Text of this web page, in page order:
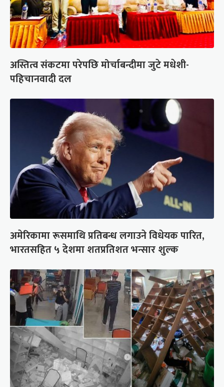
अस्तित्व संकटमा परेपछि मोर्चाबन्दीमा जुटे मधेशी-
पहिचानवादी दल
अमेरिकामा रूसमाथि प्रतिबन्ध लगाउने विधेयक पारित,
भारतसहित ५ देशमा शतप्रतिशत भन्सार शुल्क